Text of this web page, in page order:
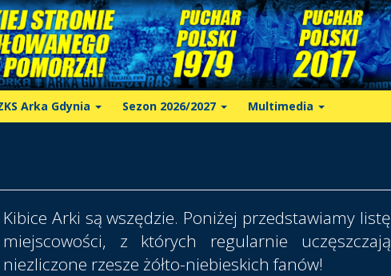
Arka Gdynia Sezon 2026/2027 Multimedia
Kibice Arki są wszędzie. Poniżej przedstawiamy listę
miejscowości, z których regularnie uczęszczają
niezliczone rzesze żółto-niebieskich fanów!